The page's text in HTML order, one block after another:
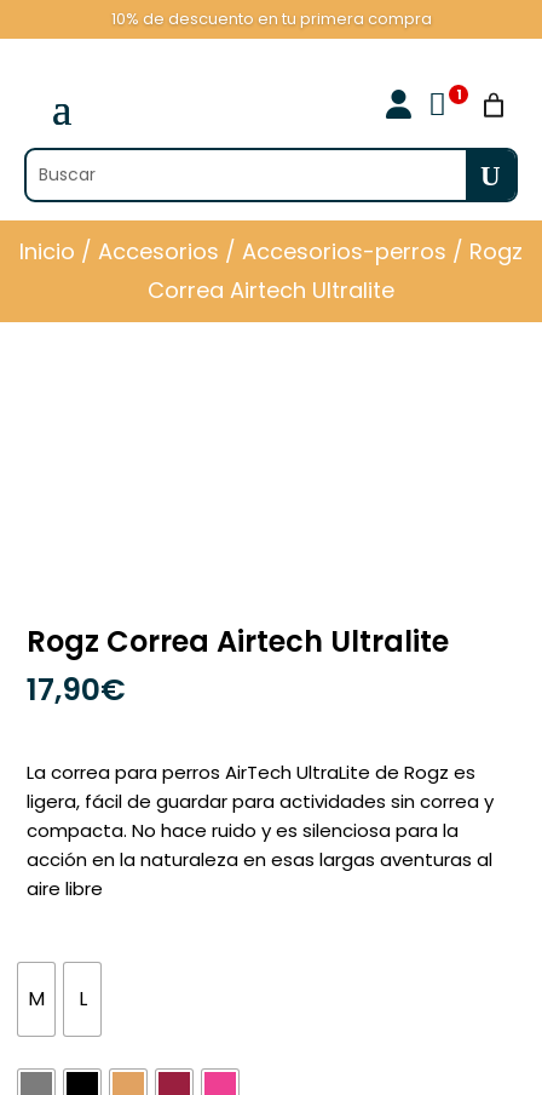
10% de descuento en tu primera compra

Inicio / Accesorios / Accesorios-perros / Rogz
Correa Airtech Ultralite
Rogz Correa Airtech Ultralite
17,90€
La correa para perros AirTech UltraLite de Rogz es
ligera, fácil de guardar para actividades sin correa y
compacta. No hace ruido y es silenciosa para la
acción en la naturaleza en esas largas aventuras al
aire libre
M L